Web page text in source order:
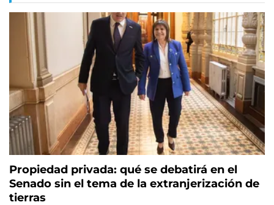
Propiedad privada: qué se debatirá en el
Senado sin el tema de la extranjerización de
tierras